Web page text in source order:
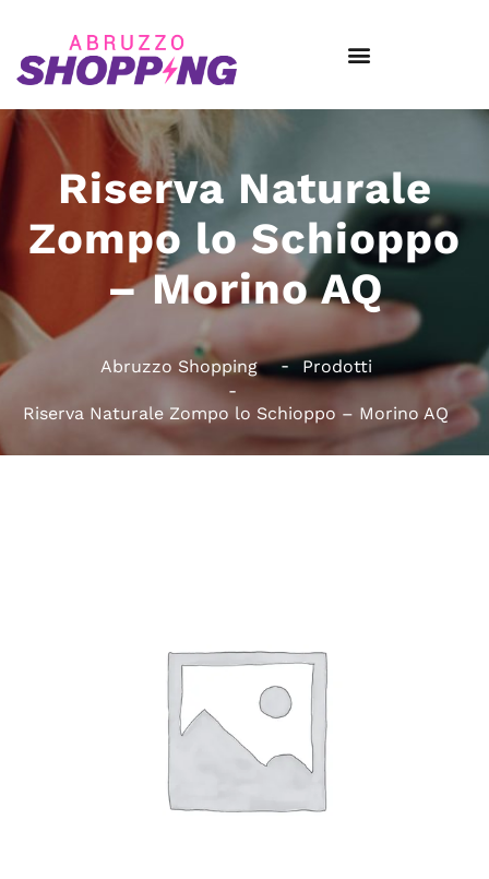
Riserva Naturale
Zompo lo Schioppo
– Morino AQ
Abruzzo Shopping Prodotti
Riserva Naturale Zompo lo Schioppo – Morino AQ